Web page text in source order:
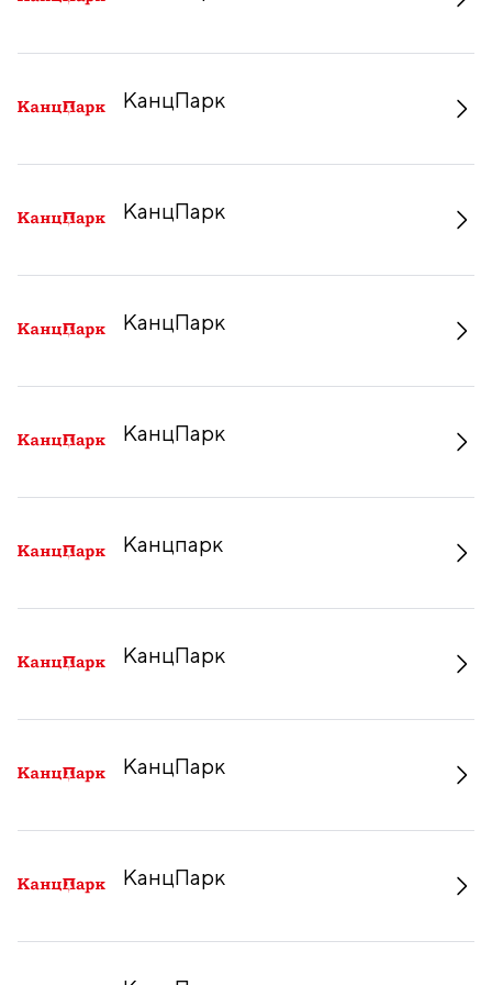
КанцПарк
КанцПарк
КанцПарк
КанцПарк
Канцпарк
КанцПарк
КанцПарк
КанцПарк